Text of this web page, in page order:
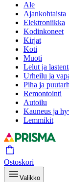
Ale
Ajankohtaista
Elektroniikka
Kodinkoneet
Kirjat
Koti
Muoti
Lelut ja
Urheilu ja
Piha ja
Remontointi
Autoilu
Kauneus ja
Lemmikit
Ostoskori
Valikko